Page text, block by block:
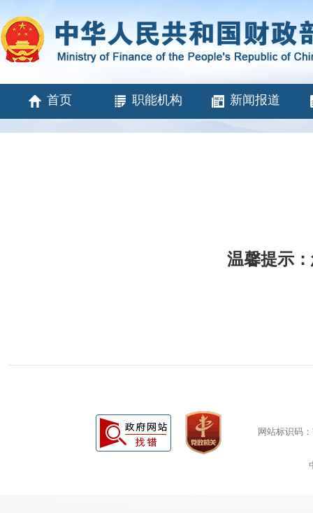
首页 职能机构 新闻报道
温馨提示
网站标识码